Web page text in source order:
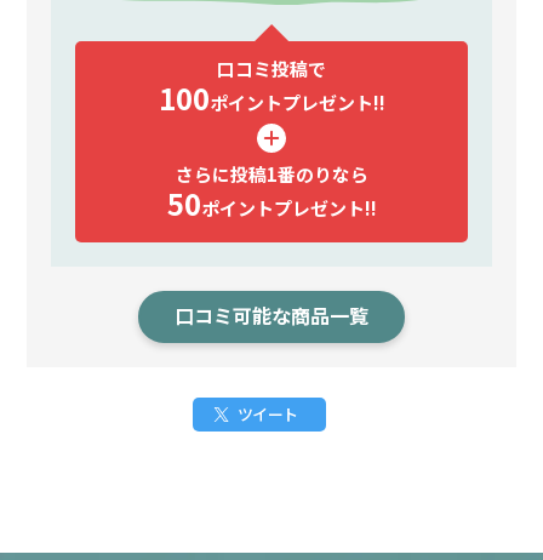
口コミ投稿で
100ポイントプレゼント!!
さらに投稿1番のりなら
50ポイントプレゼント!!
口コミ可能な商品一覧
ツイート